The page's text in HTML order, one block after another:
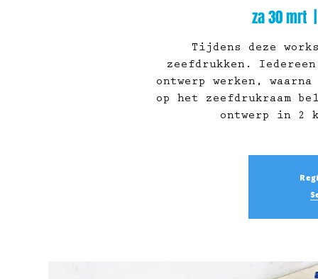
za 30 mrt
Tijdens deze
zeefdrukken.
ontwerp werken,
op het zeefdrukraam
ontwerp in 2